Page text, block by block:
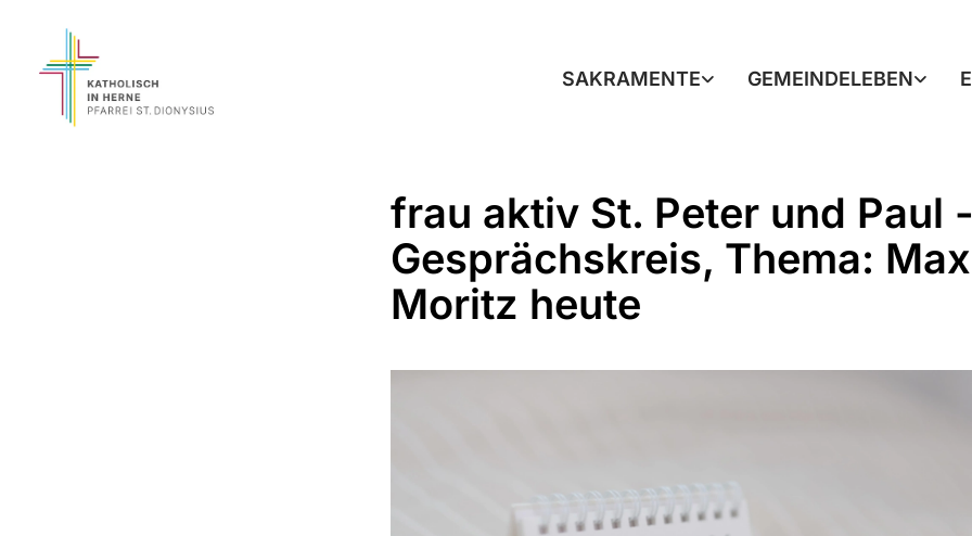
SAKRAMENTE GEMEINDELEBEN
frau aktiv St. Peter und Paul
Gesprächskreis, Thema:
Moritz heute